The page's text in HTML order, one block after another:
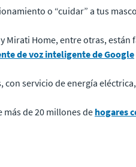
o “cuidar” a tus
y Mirati Home, entre otras,
de voz inteligente de Google
con servicio de energía
de 20 millones de hogares